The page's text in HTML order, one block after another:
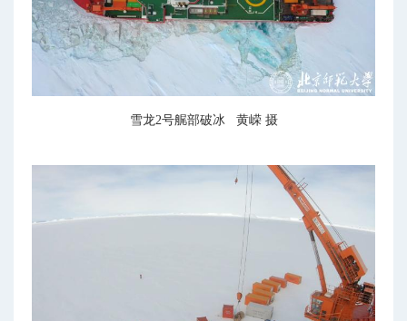
雪龙2号艉部破冰 黄嵘 摄